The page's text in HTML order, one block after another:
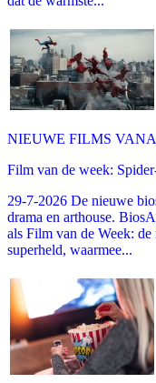
NIEUWE FILMS
Film van de week:
29-7-2026 De nieuwe
drama en arthouse.
als Film van de Week:
superheld, waarmee...